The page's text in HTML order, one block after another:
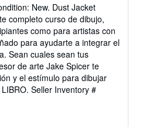
New. Dust Jacket
completo curso de dibujo,
como para artistas con
para ayudarte a integrar el
Sean cuales sean tus
de arte Jake Spicer te
y el estímulo para dibujar
Seller Inventory #